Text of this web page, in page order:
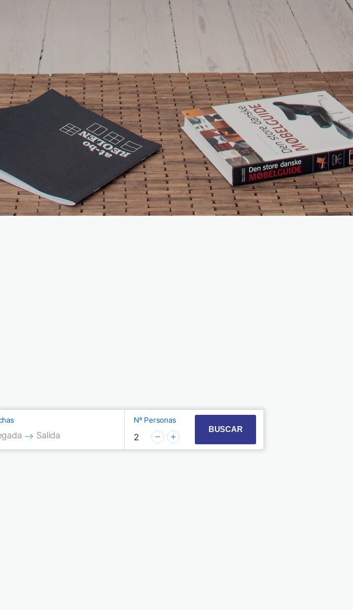
the down arrow key to interact with the calendar and select a date. Press the
Press the down arrow key to interact with the calendar and select a date.
Salida
Nº Personas
2
BUSCAR